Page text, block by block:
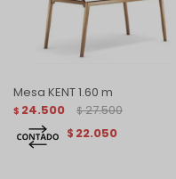
Mesa KENT 1.60 m
$ 24.500 $ 27.500
$ 22.050